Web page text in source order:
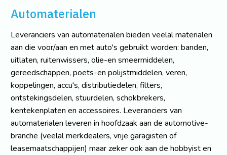
Automaterialen
Leveranciers van automaterialen bieden veelal materialen
aan die voor/aan en met auto's gebruikt worden: banden,
uitlaten, ruitenwissers, olie-en smeermiddelen,
gereedschappen, poets-en polijstmiddelen, veren,
koppelingen, accu's, distributiedelen, filters,
ontstekingsdelen, stuurdelen, schokbrekers,
kentekenplaten en accessoires. Leveranciers van
automaterialen leveren in hoofdzaak aan de automotive-
branche (veelal merkdealers, vrije garagisten of
leasemaatschappijen) maar zeker ook aan de hobbyist en